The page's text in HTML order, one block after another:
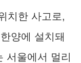
치한 사고로,
양에 설치돼
서울에서 멀리